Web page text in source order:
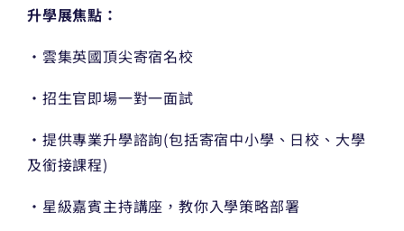
升學展焦點：
・雲集英國頂尖寄宿名校
・招生官即場一對一面試
・提供專業升學諮詢(包括寄宿中小學、日校、大學
及銜接課程)
・星級嘉賓主持講座，教你入學策略部署